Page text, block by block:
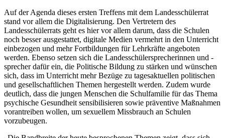
Auf der Agenda dieses ersten Treffens mit dem Landesschülerrat
stand vor allem die Digitalisierung. Den Vertretern des
Landesschülerrats geht es hier vor allem darum, dass die Schulen
noch besser ausgestattet, digitale Medien vermehrt in den Unterricht
einbezogen und mehr Fortbildungen für Lehrkräfte angeboten
werden. Ebenso setzen sich die Landesschülersprecherinnen und -
sprecher dafür ein, die Politische Bildung zu stärken und wünschen
sich, dass im Unterricht mehr Bezüge zu tagesaktuellen politischen
und gesellschaftlichen Themen hergestellt werden. Zudem wurde
deutlich, dass die jungen Menschen die Schulfamilie für das Thema
psychische Gesundheit sensibilisieren sowie präventive Maßnahmen
vorantreiben wollen, um sexuellem Missbrauch an Schulen
vorzubeugen.